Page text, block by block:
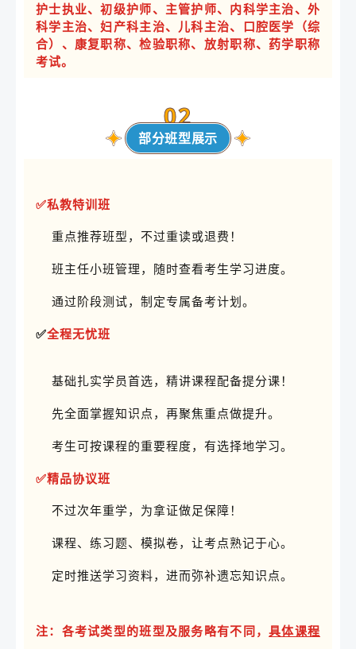
护士执业、初级护师、主管护师、内科学主治、外
科学主治、妇产科主治、儿科主治、口腔医学（综
合）、康复职称、检验职称、放射职称、药学职称
考试。
02
部分班型展示
✅私教特训班
重点推荐班型，不过重读或退费！
班主任小班管理，随时查看考生学习进度。
通过阶段测试，制定专属备考计划。
✅全程无忧班
基础扎实学员首选，精讲课程配备提分课！
先全面掌握知识点，再聚焦重点做提升。
考生可按课程的重要程度，有选择地学习。
✅精品协议班
不过次年重学，为拿证做足保障！
课程、练习题、模拟卷，让考点熟记于心。
定时推送学习资料，进而弥补遗忘知识点。
注：各考试类型的班型及服务略有不同，具体课程